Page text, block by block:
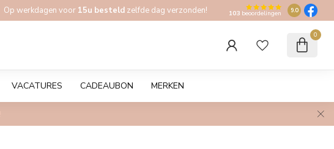
Op werkdagen voor 15u besteld zelfde dag verzonden! 103 beoordelingen 9.0
0
VACATURES CADEAUBON MERKEN